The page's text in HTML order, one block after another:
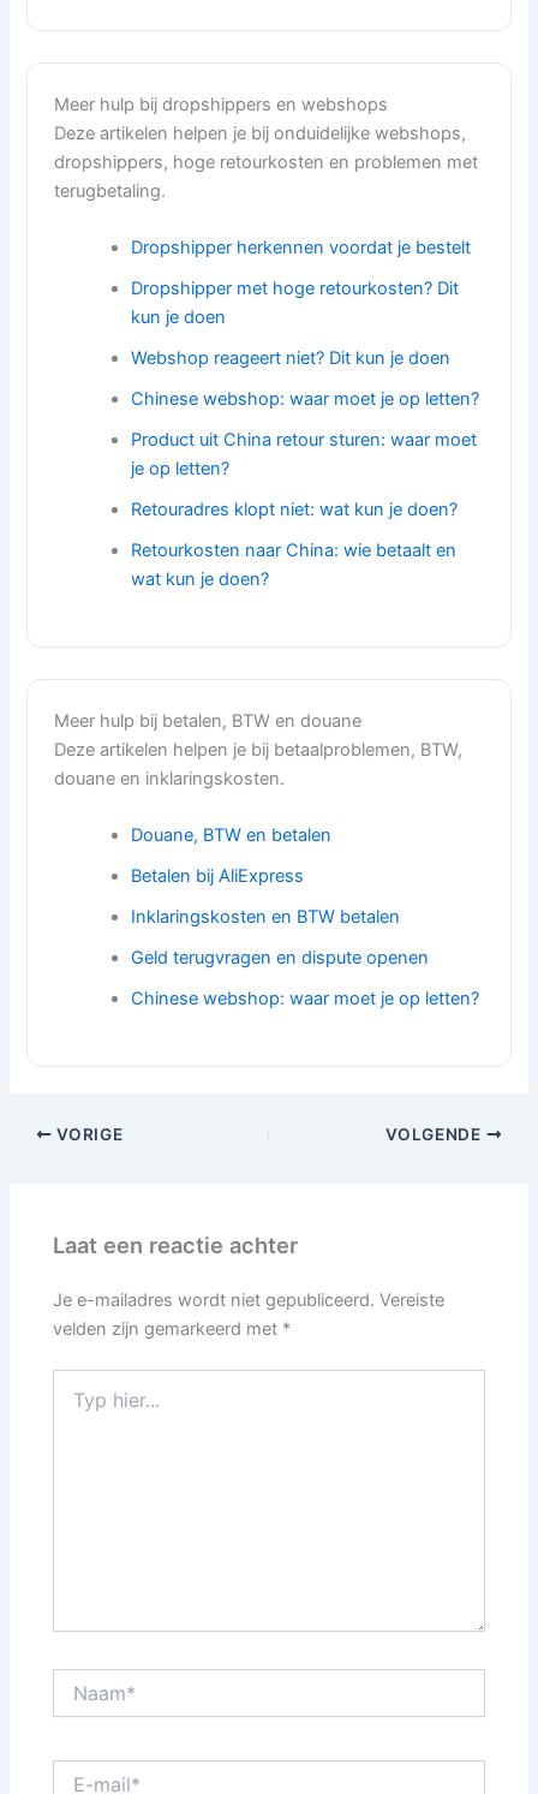
Meer hulp bij dropshippers en webshops
Deze artikelen helpen je bij onduidelijke webshops,
dropshippers, hoge retourkosten en problemen met
terugbetaling.
Dropshipper herkennen voordat je bestelt
Dropshipper met hoge retourkosten? Dit
kun je doen
Webshop reageert niet? Dit kun je doen
Chinese webshop: waar moet je op letten?
Product uit China retour sturen: waar moet
je op letten?
Retouradres klopt niet: wat kun je doen?
Retourkosten naar China: wie betaalt en
wat kun je doen?
Meer hulp bij betalen, BTW en douane
Deze artikelen helpen je bij betaalproblemen, BTW,
douane en inklaringskosten.
Douane, BTW en betalen
Betalen bij AliExpress
Inklaringskosten en BTW betalen
Geld terugvragen en dispute openen
Chinese webshop: waar moet je op letten?
VORIGE VOLGENDE
Laat een reactie achter
Je e-mailadres wordt niet gepubliceerd. Vereiste
velden zijn gemarkeerd met *
hier...